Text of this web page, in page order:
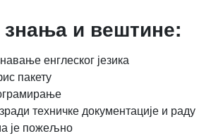
и вештине:
енглеског језика
пакету
техничке документације и раду
је пожељно